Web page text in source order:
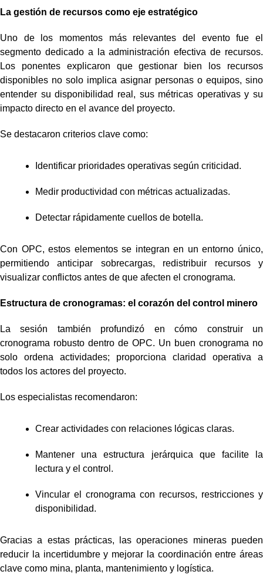
La gestión de recursos como eje estratégico
Uno de los momentos más relevantes del evento fue el
segmento dedicado a la administración efectiva de recursos.
Los ponentes explicaron que gestionar bien los recursos
disponibles no solo implica asignar personas o equipos, sino
entender su disponibilidad real, sus métricas operativas y su
impacto directo en el avance del proyecto.
Se destacaron criterios clave como:
Identificar prioridades operativas según criticidad.
Medir productividad con métricas actualizadas.
Detectar rápidamente cuellos de botella.
Con OPC, estos elementos se integran en un entorno único,
permitiendo anticipar sobrecargas, redistribuir recursos y
visualizar conflictos antes de que afecten el cronograma.
Estructura de cronogramas: el corazón del control minero
La sesión también profundizó en cómo construir un
cronograma robusto dentro de OPC. Un buen cronograma no
solo ordena actividades; proporciona claridad operativa a
todos los actores del proyecto.
Los especialistas recomendaron:
Crear actividades con relaciones lógicas claras.
Mantener una estructura jerárquica que facilite la
lectura y el control.
Vincular el cronograma con recursos, restricciones y
disponibilidad.
Gracias a estas prácticas, las operaciones mineras pueden
reducir la incertidumbre y mejorar la coordinación entre áreas
clave como mina, planta, mantenimiento y logística.